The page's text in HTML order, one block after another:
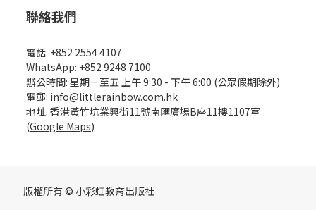
聯絡我們
電話: +852 2554 4107
WhatsApp: +852 9248 7100
辦公時間: 星期一至五 上午 9:30 - 下午 6:00 (公眾假期除外)
電郵: info@littlerainbow.com.hk
地址: 香港黃竹坑業興街11號南匯廣場B座11樓1107室
(Google Maps)
版權所有 © 小彩虹教育出版社